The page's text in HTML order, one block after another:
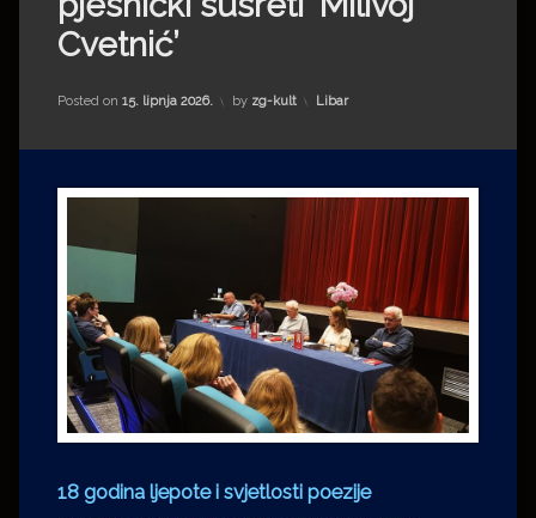
Impressum
Milenko Strižak
Drugi autori
Drugi autori
Mario Lovreković
Miroslav Šantek
Cvetnić’
Posted on 15. lipnja 2026. by zg-kult Kategorije:
Libar
18 godina ljepote i svjetlosti poezije